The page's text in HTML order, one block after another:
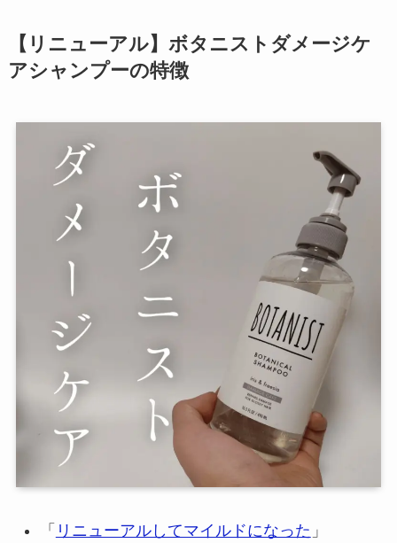
【リニューアル】 ボタニストダメージケ
アシャンプーの特徴
「 リニューアルしてマイルドになった 」